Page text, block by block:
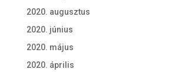
2020. augusztus
2020. június
2020. május
2020. április